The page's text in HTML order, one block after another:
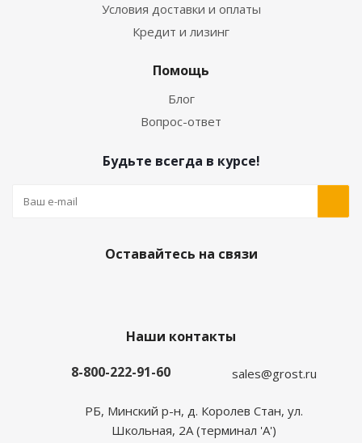
Условия доставки и оплаты
Кредит и лизинг
Помощь
Блог
Вопрос-ответ
Будьте всегда в курсе!
Оставайтесь на связи
Наши контакты
8-800-222-91-60
sales@grost.ru
РБ, Минский р-н, д. Королев Стан, ул.
Школьная, 2А (терминал 'А')